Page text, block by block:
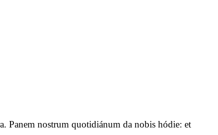
Panem nostrum quotidiánum da nobis hódie: et